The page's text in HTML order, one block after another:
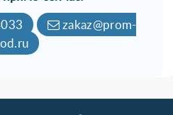
zakaz@prom-